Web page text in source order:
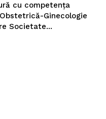
cu competența
Ginecologie
de a efectua ecografii mamare Societate...